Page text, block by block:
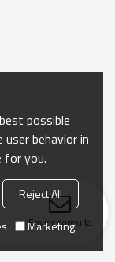
Enviar consulta
possible
behavior in
for you.
Reject All
Marketing